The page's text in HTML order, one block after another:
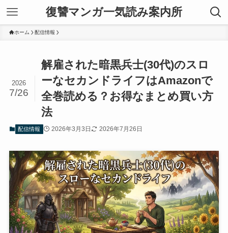
復讐マンガ一気読み案内所
ホーム 配信情報
解雇された暗黒兵士(30代)のスロ
ーなセカンドライフはAmazonで
全巻読める？お得なまとめ買い方
法
2026
7/26
配信情報 2026年3月3日 2026年7月26日